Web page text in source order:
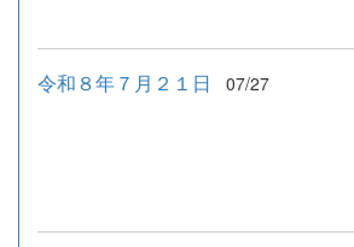
令和８年７月２１日 07/27